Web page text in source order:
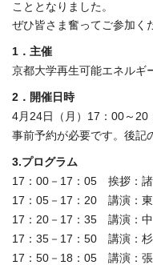
こととなりました。
ぜひ皆さま奮ってご参加く
1．主催
京都大学再生可能エネルギ
2．開催日時
4月24日（月）17：00～
事前予約が必要です。後記
3.プログラム
17：00－17：05 挨拶：
17：05－17：20 講演：東
17：20－17：35 講演：中
17：35－17：50 講演：杉
17：50－18：05 講演：張